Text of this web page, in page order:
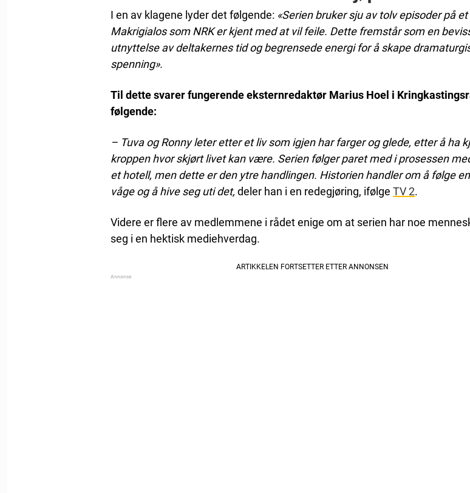
I en av klagene lyder det følgende: «Serien bruker sju av tolv episoder på
Makrigialos som NRK er kjent med at vil feile. Dette fremstår som en
utnyttelse av deltakernes tid og begrensede energi for å skape
spenning».
Til dette svarer fungerende eksternredaktør Marius Hoel i
følgende:
– Tuva og Ronny leter etter et liv som igjen har farger og glede, etter å ha
kroppen hvor skjørt livet kan være. Serien følger paret med i prosessen
et hotell, men dette er den ytre handlingen. Historien handler om å følge
våge og å hive seg uti det, deler han i en redegjøring, ifølge TV 2.
Videre er flere av medlemmene i rådet enige om at serien har noe
seg i en hektisk mediehverdag.